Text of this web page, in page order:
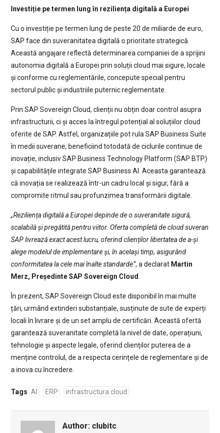
Investiție pe termen lung în reziliența digitală a Europei
Cu o investiție pe termen lung de peste 20 de miliarde de euro,
SAP face din suveranitatea digitală o prioritate strategică.
Această angajare reflectă determinarea companiei de a sprijini
autonomia digitală a Europei prin soluții cloud mai sigure, locale
și conforme cu reglementările, concepute special pentru
sectorul public și industriile puternic reglementate.
Prin SAP Sovereign Cloud, clienții nu obțin doar control asupra
infrastructurii, ci și acces la întregul potențial al soluțiilor cloud
oferite de SAP. Astfel, organizațiile pot rula SAP Business Suite
în medii suverane, beneficiind totodată de ciclurile continue de
inovație, inclusiv SAP Business Technology Platform (SAP BTP)
și capabilitățile integrate SAP Business AI. Aceasta garantează
că inovația se realizează într-un cadru local și sigur, fără a
compromite ritmul sau profunzimea transformării digitale.
„Reziliența digitală a Europei depinde de o suveranitate sigură,
scalabilă și pregătită pentru viitor. Oferta completă de cloud suveran
SAP livrează exact acest lucru, oferind clienților libertatea de a-și
alege modelul de implementare și, în același timp, asigurând
conformitatea la cele mai înalte standarde”, a declarat Martin
Merz, Președinte SAP Sovereign Cloud.
În prezent, SAP Sovereign Cloud este disponibil în mai multe
țări, urmând extinderi substanțiale, susținute de sute de experți
locali în livrare și de un set amplu de certificări. Această ofertă
garantează suveranitate completă la nivel de date, operațiuni,
tehnologie și aspecte legale, oferind clienților puterea de a
menține controlul, de a respecta cerințele de reglementare și de
a inova cu încredere.
Tags AI ERP infrastructura cloud
Author: clubitc